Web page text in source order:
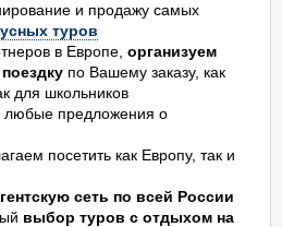
и продажу самых
туров
в Европе, организуем
по Вашему заказу, как
для школьников
любые предложения о
посетить как Европу, так и
сеть по всей России
выбор туров с отдыхом на